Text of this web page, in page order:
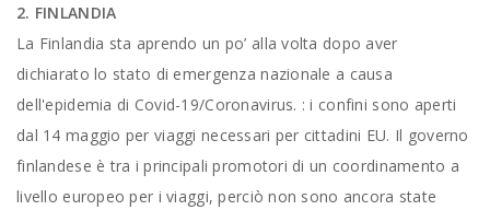
2. FINLANDIA
La Finlandia sta aprendo un po’ alla volta dopo aver
dichiarato lo stato di emergenza nazionale a causa
dell'epidemia di Covid-19/Coronavirus. : i confini sono aperti
dal 14 maggio per viaggi necessari per cittadini EU. Il governo
finlandese è tra i principali promotori di un coordinamento a
livello europeo per i viaggi, perciò non sono ancora state